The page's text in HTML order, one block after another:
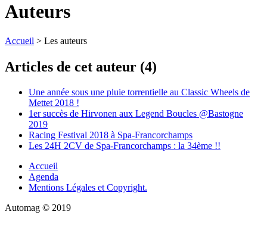
Auteurs
Accueil > Les auteurs
Articles de cet auteur (4)
Une année sous une pluie torrentielle au Classic Wheels de
Mettet 2018 !
1er succès de Hirvonen aux Legend Boucles @Bastogne
2019
Racing Festival 2018 à Spa-Francorchamps
Les 24H 2CV de Spa-Francorchamps : la 34ème !!
Accueil
Agenda
Mentions Légales et Copyright.
Automag © 2019